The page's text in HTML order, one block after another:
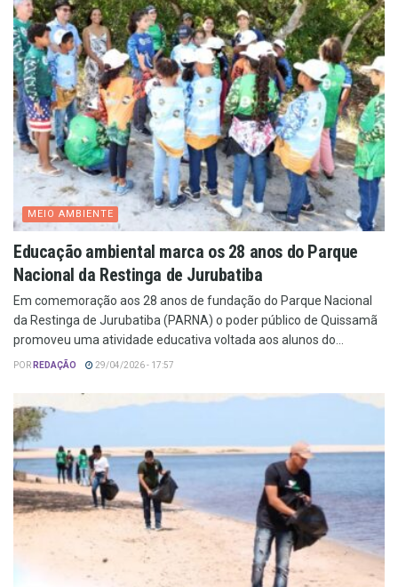
MEIO AMBIENTE
Educação ambiental marca os 28 anos do Parque
Nacional da Restinga de Jurubatiba
Em comemoração aos 28 anos de fundação do Parque Nacional
da Restinga de Jurubatiba (PARNA) o poder público de Quissamã
promoveu uma atividade educativa voltada aos alunos do...
POR REDAÇÃO 29/04/2026 - 17:57